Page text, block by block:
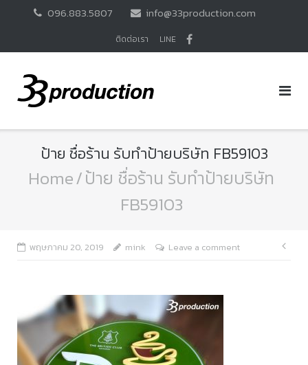
096.883.5807 info@33production.com
ติดต่อเรา LINE
ป้าย ชื่อร้าน รับทำป้ายบริษัท FB59103
Home/ป้าย ชื่อร้าน รับทำป้ายบริษัท
FB59103
พฤษภาคม 20, 2019 mink Leave a comment
แน